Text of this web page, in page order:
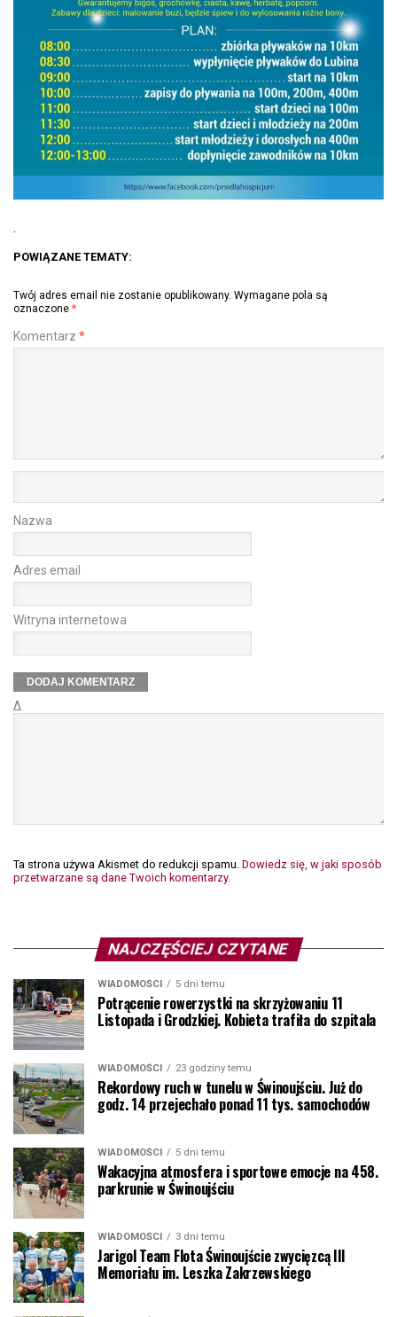
​.
POWIĄZANE TEMATY:
Twój adres email nie zostanie opublikowany. Wymagane pola są
oznaczone *
Komentarz *
Nazwa
Adres email
Witryna internetowa
Δ
Ta strona używa Akismet do redukcji spamu. Dowiedz się, w jaki sposób
przetwarzane są dane Twoich komentarzy.
NAJCZĘŚCIEJ CZYTANE
WIADOMOŚCI 5 dni temu
Potrącenie rowerzystki na skrzyżowaniu 11
Listopada i Grodzkiej. Kobieta trafiła do szpitala
WIADOMOŚCI 23 godziny temu
Rekordowy ruch w tunelu w Świnoujściu. Już do
godz. 14 przejechało ponad 11 tys. samochodów
WIADOMOŚCI 5 dni temu
Wakacyjna atmosfera i sportowe emocje na 458.
parkrunie w Świnoujściu
WIADOMOŚCI 3 dni temu
Jarigol Team Flota Świnoujście zwycięzcą III
Memoriału im. Leszka Zakrzewskiego